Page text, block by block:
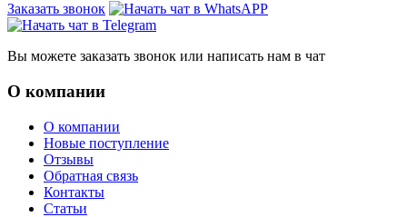
Заказать звонок
Вы можете заказать звонок или написать нам в чат
О компании
О компании
Новые поступление
Отзывы
Обратная связь
Контакты
Статьи